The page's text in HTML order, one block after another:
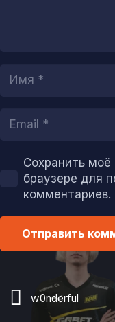
Сохранить
браузере для
комментариев.
Отправить
w0nderful